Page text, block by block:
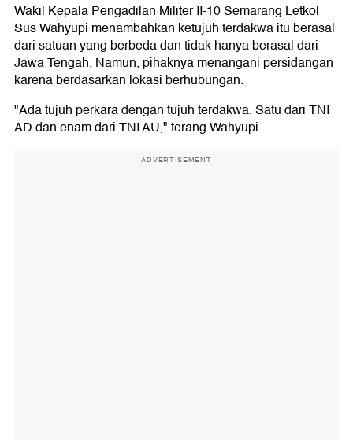
Wakil Kepala Pengadilan Militer II-10 Semarang Letkol
Sus Wahyupi menambahkan ketujuh terdakwa itu berasal
dari satuan yang berbeda dan tidak hanya berasal dari
Jawa Tengah. Namun, pihaknya menangani persidangan
karena berdasarkan lokasi berhubungan.
"Ada tujuh perkara dengan tujuh terdakwa. Satu dari TNI
AD dan enam dari TNI AU," terang Wahyupi.
ADVERTISEMENT